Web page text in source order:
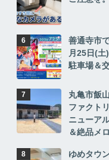
善通寺市
月25日(
駐車場＆
丸亀市飯
ファクト
ニューア
＆絶品メ
ゆめタウ